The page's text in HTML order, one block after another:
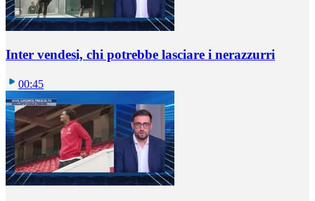
Inter vendesi, chi potrebbe lasciare i nerazzurri
00:45